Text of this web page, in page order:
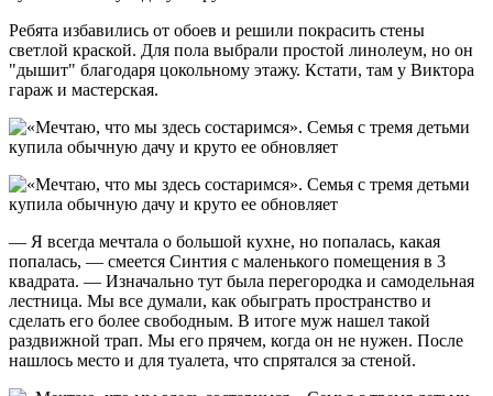
Ребята избавились от обоев и решили покрасить стены
светлой краской. Для пола выбрали простой линолеум, но он
"дышит" благодаря цокольному этажу. Кстати, там у Виктора
гараж и мастерская.
— Я всегда мечтала о большой кухне, но попалась, какая
попалась, — смеется Синтия с маленького помещения в 3
квадрата. — Изначально тут была перегородка и самодельная
лестница. Мы все думали, как обыграть пространство и
сделать его более свободным. В итоге муж нашел такой
раздвижной трап. Мы его прячем, когда он не нужен. После
нашлось место и для туалета, что спрятался за стеной.